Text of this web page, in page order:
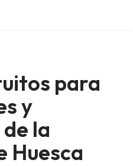
para
y
la
Huesca